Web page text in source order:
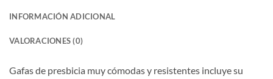
INFORMACIÓN ADICIONAL
VALORACIONES (0)
Gafas de presbicia muy cómodas y resistentes incluye su